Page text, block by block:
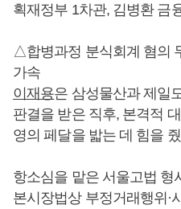
획재정부 1차관, 김병환 금
△합병과정 분식회계 혐의
가속
이재용은 삼성물산과 제일
판결을 받은 직후, 본격적
영의 페달을 밟는 데 힘을
항소심을 맡은 서울고법 형
본시장법상 부정거래행위·